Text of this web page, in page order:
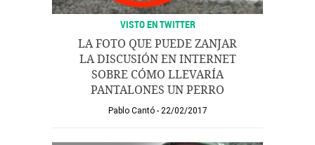
VISTO EN TWITTER
LA FOTO QUE PUEDE ZANJAR
LA DISCUSIÓN EN INTERNET
SOBRE CÓMO LLEVARÍA
PANTALONES UN PERRO
Pablo Cantó 22/02/2017